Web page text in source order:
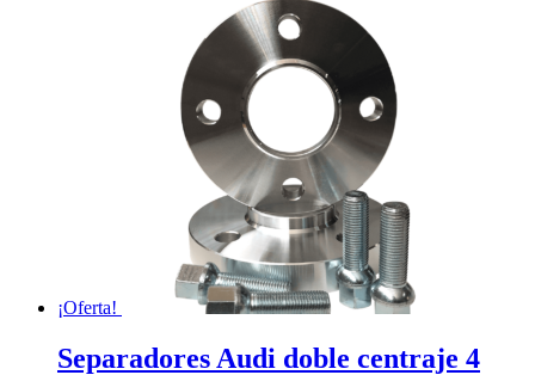
¡Oferta!
Separadores Audi doble centraje 4